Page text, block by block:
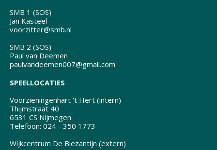
SMB 1 (SOS)
Jan Kasteel
voorzitter@smb.nl
SMB 2 (SOS)
Paul van Deemen
paulvandeemen007@gmail.com
SPEELLOCATIES
Voorzieningenhart 't Hert (intern)
Thijmstraat 40
6531 CS Nijmegen
Telefoon: 024 - 350 1773
Wijkcentrum De Biezantijn (extern)